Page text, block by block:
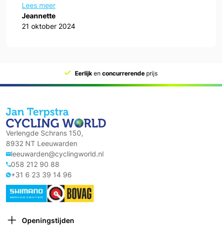
Lees meer
Jeannette
21 oktober 2024
Eerlijk en concurrerende prijs
Verlengde Schrans 150,
8932 NT Leeuwarden
leeuwarden@cyclingworld.nl
058 212 90 88
+31 6 23 39 14 96
Openingstijden